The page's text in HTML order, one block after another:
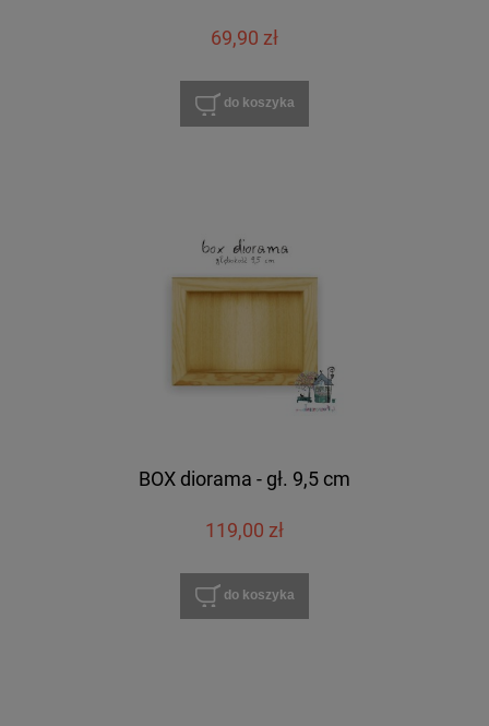
69,90 zł
do koszyka
BOX diorama - gł. 9,5 cm
119,00 zł
do koszyka